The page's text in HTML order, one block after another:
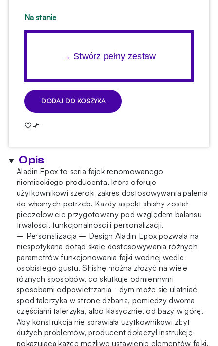
Na stanie
→ Stwórz pełny zestaw
ilość
Aladin
580
Red
Black
DODAJ DO KOSZYKA
Opis
Aladin Epox to seria fajek renomowanego
niemieckiego producenta, która oferuje
użytkownikowi szeroki zakres dostosowywania palenia
do własnych potrzeb. Każdy aspekt shishy został
pieczołowicie przygotowany pod względem balansu
trwałości, funkcjonalności i personalizacji.
– Personalizacja – Design Aladin Epox pozwala na
niespotykaną dotąd skalę dostosowywania różnych
parametrów funkcjonowania fajki wodnej wedle
osobistego gustu. Shishę można złożyć na wiele
różnych sposobów, co skutkuje odmiennymi
sposobami odpowietrzania - dym może się ulatniać
spod talerzyka w stronę dzbana, pomiędzy dwoma
częściami talerzyka, albo klasycznie, od bazy w górę.
Aby konstrukcja nie sprawiała użytkownikowi zbyt
dużych problemów, producent dołączył instrukcję
pokazującą każde możliwe ustawienie elementów fajki.